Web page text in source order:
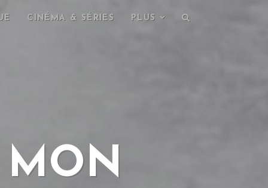
CINÉMA & SÉRIES PLUS
MON